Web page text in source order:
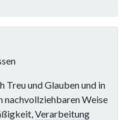
Treu und Glauben und in
nachvollziehbaren Weise
Verarbeitung